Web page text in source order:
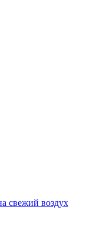
свежий воздух